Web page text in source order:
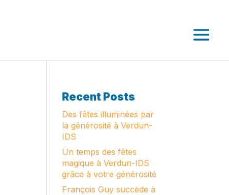
Recent Posts
Des fêtes illuminées par
la générosité à Verdun-
IDS
Un temps des fêtes
magique à Verdun-IDS
grâce à votre générosité
François Guy succède à